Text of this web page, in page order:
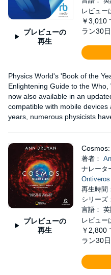
プレビューの
再生
レビュー
￥3,010
ラン30
Physics World's 'Book of the
Enlightening Guide to the
now also available in an
compatible with mobile
years, numerous physicists
プレビューの
再生
著者：
ナレータ
Ontiveros
再生時間
シリーズ
言語：
レビュー
￥2,800
ラン30